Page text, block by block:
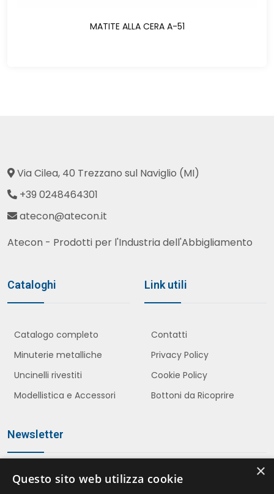
MATITE ALLA CERA A-51
Via Cilea, 40 Trezzano sul Naviglio (MI)
+39 0248464301
atecon@atecon.it
Atecon - Prodotti per l'Industria dell'Abbigliamento
Cataloghi
Catalogo completo
Minuterie metalliche
Uncinelli rivestiti
Modellistica e Accessori
Link utili
Contatti
Privacy Policy
Cookie Policy
Bottoni da Ricoprire
Newsletter
×
Questo sito web utilizza cookie